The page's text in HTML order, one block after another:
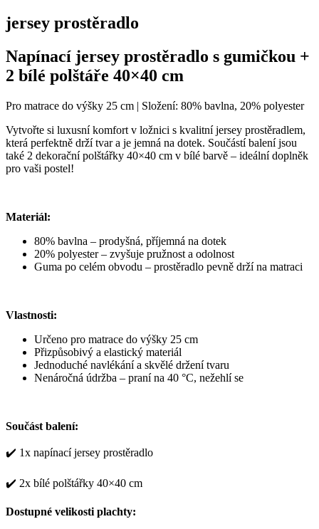
jersey prostěradlo
Napínací jersey prostěradlo s gumičkou +
2 bílé polštáře 40×40 cm
Pro matrace do výšky 25 cm | Složení: 80% bavlna, 20% polyester
Vytvořte si luxusní komfort v ložnici s kvalitní jersey prostěradlem,
která perfektně drží tvar a je jemná na dotek. Součástí balení jsou
také 2 dekorační polštářky 40×40 cm v bílé barvě – ideální doplněk
pro vaši postel!
Materiál:
80% bavlna – prodyšná, příjemná na dotek
20% polyester – zvyšuje pružnost a odolnost
Guma po celém obvodu – prostěradlo pevně drží na matraci
Vlastnosti:
Určeno pro matrace do výšky 25 cm
Přizpůsobivý a elastický materiál
Jednoduché navlékání a skvělé držení tvaru
Nenáročná údržba – praní na 40 °C, nežehlí se
Součást balení:
✔️ 1x napínací jersey prostěradlo
✔️ 2x bílé polštářky 40×40 cm
Dostupné velikosti plachty: